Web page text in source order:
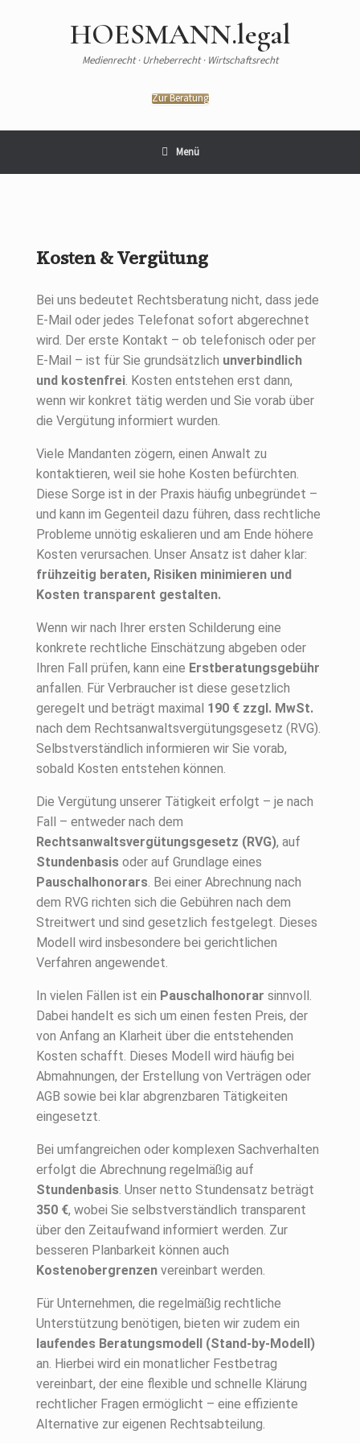
HOESMANN.legal
Medienrecht · Urheberrecht · Wirtschaftsrecht
Zur Beratung
Menü
Kosten & Vergütung
Bei uns bedeutet Rechtsberatung nicht, dass jede
E-Mail oder jedes Telefonat sofort abgerechnet
wird. Der erste Kontakt – ob telefonisch oder per
E-Mail – ist für Sie grundsätzlich unverbindlich
und kostenfrei. Kosten entstehen erst dann,
wenn wir konkret tätig werden und Sie vorab über
die Vergütung informiert wurden.
Viele Mandanten zögern, einen Anwalt zu
kontaktieren, weil sie hohe Kosten befürchten.
Diese Sorge ist in der Praxis häufig unbegründet –
und kann im Gegenteil dazu führen, dass rechtliche
Probleme unnötig eskalieren und am Ende höhere
Kosten verursachen. Unser Ansatz ist daher klar:
frühzeitig beraten, Risiken minimieren und
Kosten transparent gestalten.
Wenn wir nach Ihrer ersten Schilderung eine
konkrete rechtliche Einschätzung abgeben oder
Ihren Fall prüfen, kann eine Erstberatungsgebühr
anfallen. Für Verbraucher ist diese gesetzlich
geregelt und beträgt maximal 190 € zzgl. MwSt.
nach dem Rechtsanwaltsvergütungsgesetz (RVG).
Selbstverständlich informieren wir Sie vorab,
sobald Kosten entstehen können.
Die Vergütung unserer Tätigkeit erfolgt – je nach
Fall – entweder nach dem
Rechtsanwaltsvergütungsgesetz (RVG), auf
Stundenbasis oder auf Grundlage eines
Pauschalhonorars. Bei einer Abrechnung nach
dem RVG richten sich die Gebühren nach dem
Streitwert und sind gesetzlich festgelegt. Dieses
Modell wird insbesondere bei gerichtlichen
Verfahren angewendet.
In vielen Fällen ist ein Pauschalhonorar sinnvoll.
Dabei handelt es sich um einen festen Preis, der
von Anfang an Klarheit über die entstehenden
Kosten schafft. Dieses Modell wird häufig bei
Abmahnungen, der Erstellung von Verträgen oder
AGB sowie bei klar abgrenzbaren Tätigkeiten
eingesetzt.
Bei umfangreichen oder komplexen Sachverhalten
erfolgt die Abrechnung regelmäßig auf
Stundenbasis. Unser netto Stundensatz beträgt
350 €, wobei Sie selbstverständlich transparent
über den Zeitaufwand informiert werden. Zur
besseren Planbarkeit können auch
Kostenobergrenzen vereinbart werden.
Für Unternehmen, die regelmäßig rechtliche
Unterstützung benötigen, bieten wir zudem ein
laufendes Beratungsmodell (Stand-by-Modell)
an. Hierbei wird ein monatlicher Festbetrag
vereinbart, der eine flexible und schnelle Klärung
rechtlicher Fragen ermöglicht – eine effiziente
Alternative zur eigenen Rechtsabteilung.